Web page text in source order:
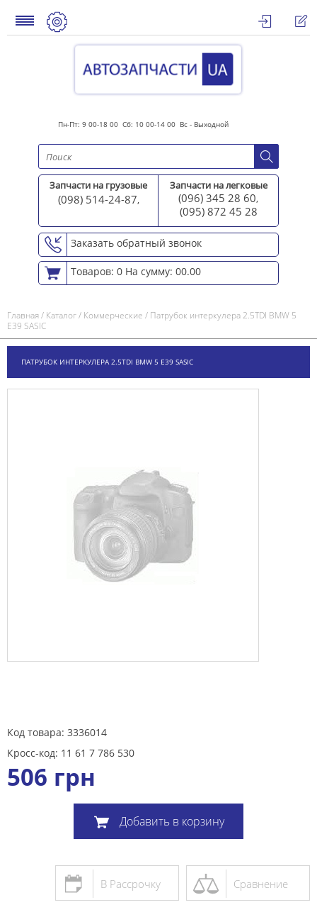
Пн-Пт: 9 00-18 00 Сб: 10 00-14 00 Вс - Выходной
Запчасти на грузовые
(098) 514-24-87,
Запчасти на легковые
(096) 345 28 60,
(095) 872 45 28
Заказать обратный звонок
Товаров: 0 На сумму: 00.00
Главная/ Каталог/ Коммерческие / Патрубок интеркулера 2.5TDI BMW 5
E39 SASIC
ПАТРУБОК ИНТЕРКУЛЕРА 2.5TDI BMW 5 E39 SASIC
Код товара: 3336014
Кросс-код: 11 61 7 786 530
506 грн
Добавить в корзину
Сравнение
В Рассрочку